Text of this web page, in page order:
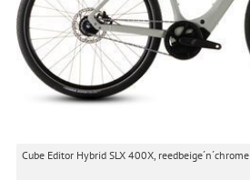
Cube Editor Hybrid SLX 400X, reedbeige´n´chrome